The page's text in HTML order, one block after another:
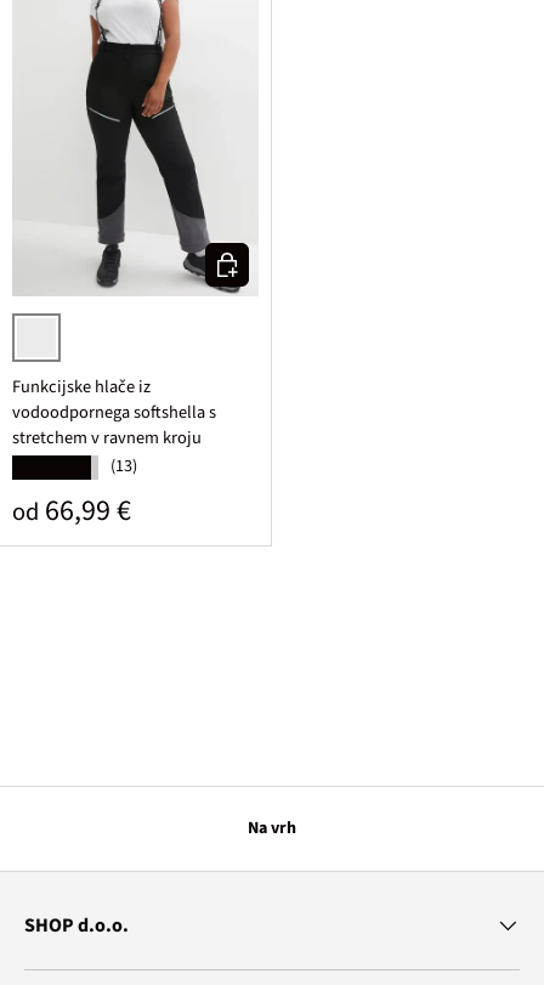
črna
Funkcijske hlače iz
vodoodpornega softshella s
stretchem v ravnem kroju
(13)
Običajna cena
od 66,99 €
Izberi varianto
Na vrh
SHOP d.o.o.